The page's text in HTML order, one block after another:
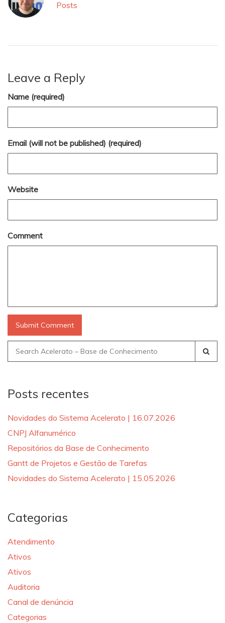
Posts
Leave a Reply
Name (required)
Email (will not be published) (required)
Website
Comment
Search
for:
Posts recentes
Novidades do Sistema Acelerato | 16.07.2026
CNPJ Alfanumérico
Repositórios da Base de Conhecimento
Gantt de Projetos e Gestão de Tarefas
Novidades do Sistema Acelerato | 15.05.2026
Categorias
Atendimento
Ativos
Ativos
Auditoria
Canal de denúncia
Categorias